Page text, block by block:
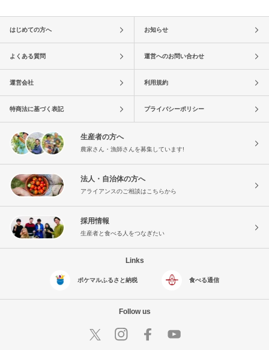
はじめての方へ お知らせ
よくある質問 運営へのお問い合わせ
運営会社 利用規約
特商法に基づく表記 プライバシーポリシー
生産者の方へ
農家さん・漁師さんを募集しています!
法人・自治体の方へ
アライアンスのご相談はこちらから
採用情報
生産者と食べる人をつなぎたい
Links
ポケマルふるさと納税 食べる通信
Follow us